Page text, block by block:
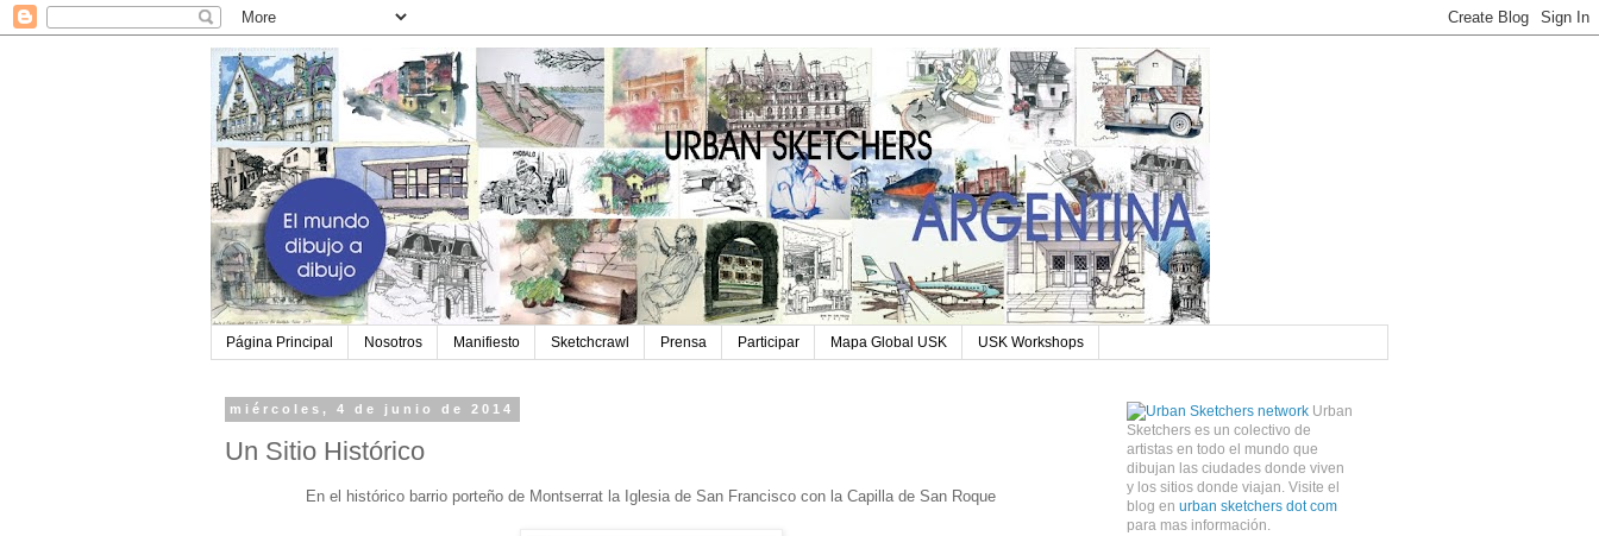
Página Principal Nosotros Manifiesto Sketchcrawl Prensa Participar Mapa Global USK USK Workshops
miércoles, 4 de junio de 2014
Un Sitio Histórico
En el histórico barrio porteño de Montserrat la Iglesia de San Francisco con la Capilla de San Roque
Urban
Sketchers es un colectivo de
artistas en todo el mundo que
dibujan las ciudades donde viven
y los sitios donde viajan. Visite el
blog en urban sketchers dot com
para mas información.